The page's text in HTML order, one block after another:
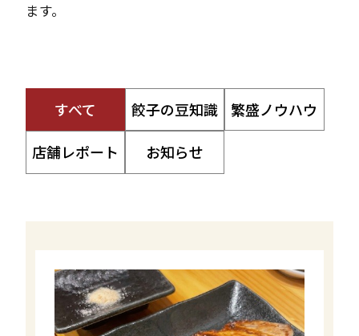
ます。
すべて 餃子の豆知識 繁盛ノウハウ
店舗レポート お知らせ